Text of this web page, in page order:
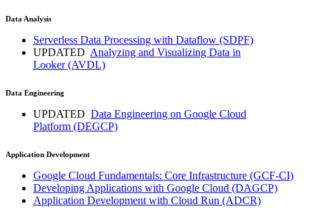
Data Analysis
Serverless Data Processing with Dataflow (SDPF)
UPDATED Analyzing and Visualizing Data in
Looker(AVDL)
Data Engineering
UPDATED Data Engineering on Google Cloud
Platform (DEGCP)
Application Development
Google Cloud Fundamentals: Core Infrastructure (GCF-CI)
Developing Applications with Google Cloud (DAGCP)
Application Development with Cloud Run (ADCR)